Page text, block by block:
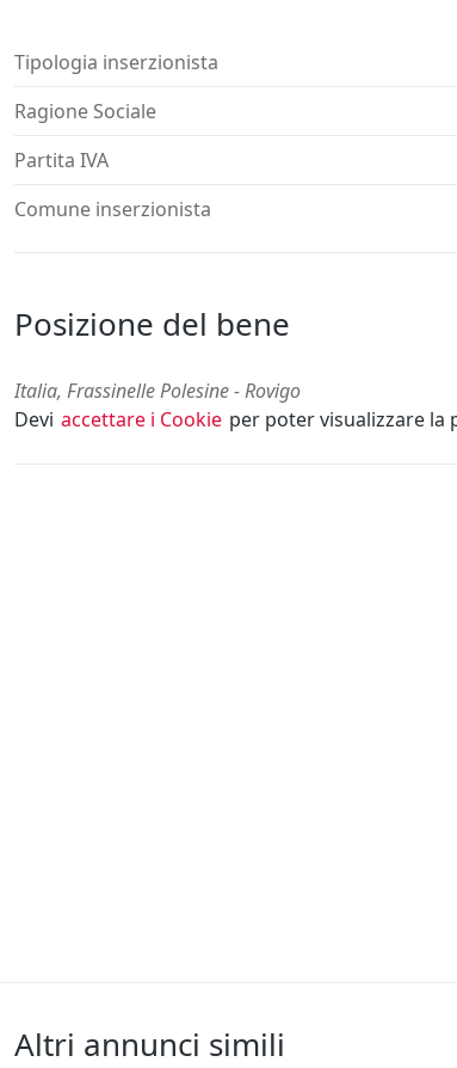
Tipologia inserzionista
Ragione Sociale
Partita IVA
Comune inserzionista
Posizione del bene
Italia, Frassinelle Polesine - Rovigo
Devi accettare i Cookie per poter visualizzare la
Altri annunci simili